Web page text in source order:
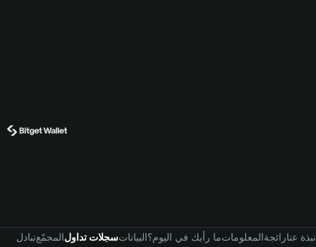
تبادلالمجمّعسجلات تداولالبياناتما رأيك في اليوم؟المعلوماترائجةنبذة عنا